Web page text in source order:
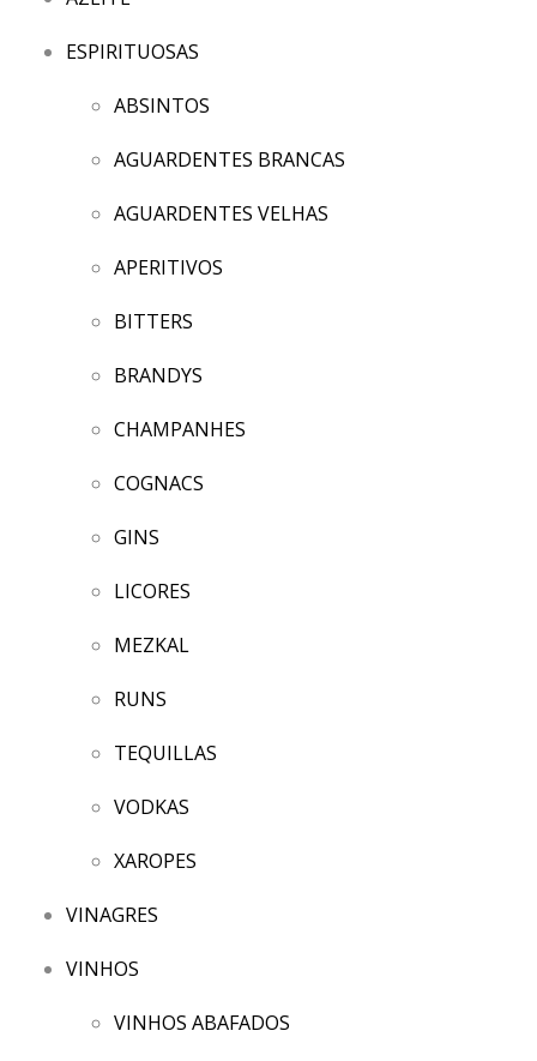
ESPIRITUOSAS
ABSINTOS
AGUARDENTES BRANCAS
AGUARDENTES VELHAS
APERITIVOS
BITTERS
BRANDYS
CHAMPANHES
COGNACS
GINS
LICORES
MEZKAL
RUNS
TEQUILLAS
VODKAS
XAROPES
VINAGRES
VINHOS
VINHOS ABAFADOS